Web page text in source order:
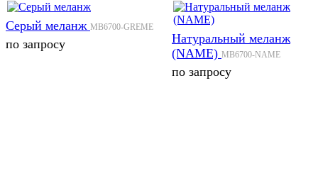
Серый меланж MB6700-GREME
по запросу
Натуральный меланж
(NAME) MB6700-NAME
по запросу